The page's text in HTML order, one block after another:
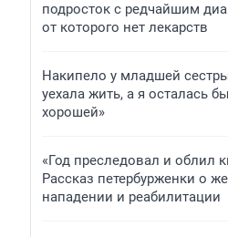
подросток с редчайшим
от которого нет лекарств
Накипело у младшей
уехала жить, а я осталась
хорошей»
«Год преследовал и облил
Рассказ петербурженки о
нападении и реабилитации